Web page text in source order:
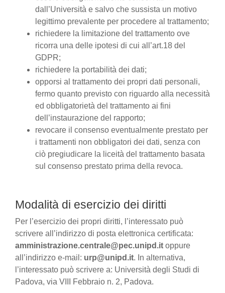
dall’Università e salvo che sussista un motivo
legittimo prevalente per procedere al trattamento;
richiedere la limitazione del trattamento ove
ricorra una delle ipotesi di cui all’art.18 del
GDPR;
richiedere la portabilità dei dati;
opporsi al trattamento dei propri dati personali,
fermo quanto previsto con riguardo alla necessità
ed obbligatorietà del trattamento ai fini
dell’instaurazione del rapporto;
revocare il consenso eventualmente prestato per
i trattamenti non obbligatori dei dati, senza con
ciò pregiudicare la liceità del trattamento basata
sul consenso prestato prima della revoca.
Modalità di esercizio dei diritti
Per l’esercizio dei propri diritti, l’interessato può
scrivere all’indirizzo di posta elettronica certificata:
amministrazione.centrale@pec.unipd.it oppure
all’indirizzo e-mail: urp@unipd.it. In alternativa,
l’interessato può scrivere a: Università degli Studi di
Padova, via VIII Febbraio n. 2, Padova.